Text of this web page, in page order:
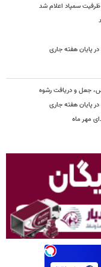
سمپاد اعلام شد
پایان هفته جاری
پایان هفته جاری
مهر ماه